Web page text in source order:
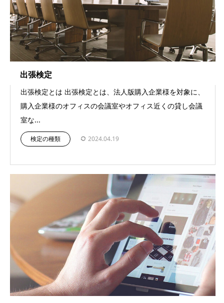
出張検定
出張検定とは 出張検定とは、法人版購入企業様を対象に、
購入企業様のオフィスの会議室やオフィス近くの貸し会議
室な...
検定の種類 2024.04.19